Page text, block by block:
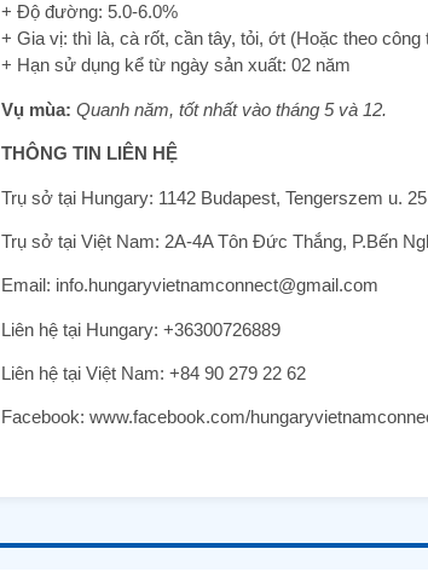
+ Độ đường: 5.0-6.0%
+ Gia vị: thì là, cà rốt, cần tây, tỏi, ớt (Hoặc theo
+ Hạn sử dụng kể từ ngày sản xuất: 02 năm
Vụ mùa: Quanh năm, tốt nhất vào tháng 5 và 12.
THÔNG TIN LIÊN HỆ
Trụ sở tại Hungary: 1142 Budapest, Tengerszem u. 25
Trụ sở tại Việt Nam: 2A-4A Tôn Đức Thắng, P.Bến
Email: info.hungaryvietnamconnect@gmail.com
Liên hệ tại Hungary: +36300726889
Liên hệ tại Việt Nam: +84 90 279 22 62
Facebook: www.facebook.com/